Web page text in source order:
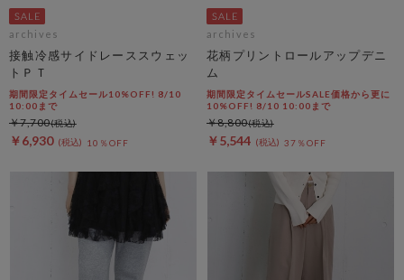
archives
接触冷感サイドレーススウェッ
トＰＴ
期間限定タイムセール10%OFF! 8/10
10:00まで
￥6,930 10％OFF
￥7,700
archives
花柄プリントロールアップデニ
ム
期間限定タイムセールSALE価格から更に
10%OFF! 8/10 10:00まで
￥5,544 37％OFF
￥8,800